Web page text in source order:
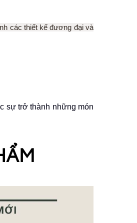
các thiết kế đương đại và
sự trở thành những món